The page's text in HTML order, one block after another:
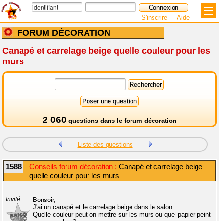
FORUM DÉCORATION
S'inscrire Aide
Canapé et carrelage beige quelle couleur pour les
murs
2 060 questions dans le forum décoration
Liste des questions
1588 Conseils forum décoration : Canapé et carrelage beige
quelle couleur pour les murs
Invité
Bonsoir,
J'ai un canapé et le carrelage beige dans le salon.
Quelle couleur peut-on mettre sur les murs ou quel papier peint